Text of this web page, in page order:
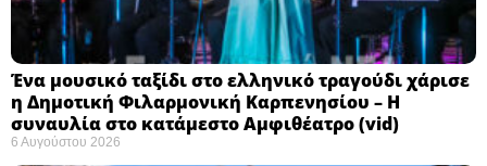
Ένα μουσικό ταξίδι στο ελληνικό τραγούδι χάρισε
η Δημοτική Φιλαρμονική Καρπενησίου – Η
συναυλία στο κατάμεστο Αμφιθέατρο (vid)
6 Αυγούστου 2026